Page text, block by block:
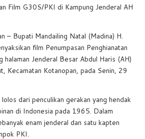
p
y
Li
n
k
ar
e
Film G30S/PKI di Kampung Jenderal AH
– Bupati Mandailing Natal (Madina) H.
film Penumpasan Penghianatan
halaman Jenderal Besar Abdul Haris (AH)
Kecamatan Kotanopan, pada Senin, 29
dari penculikan gerakan yang hendak
di Indonesia pada 1965. Dalam
enam jenderal dan satu kapten
PKI.